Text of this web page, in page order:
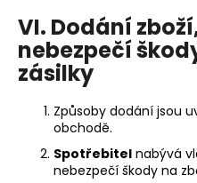
VI. Dodání
nebezpečí
zásilky
Způsoby dodání jsou
obchodě.
Spotřebitel nabývá
nebezpečí škody na